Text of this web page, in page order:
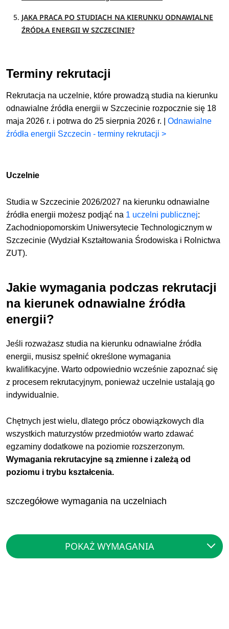
JAKA PRACA PO STUDIACH NA KIERUNKU ODNAWIALNE
ŹRÓDŁA ENERGII W SZCZECINIE?
Terminy rekrutacji
Rekrutacja na uczelnie, które prowadzą studia na kierunku
odnawialne źródła energii w Szczecinie rozpocznie się 18
maja 2026 r. i potrwa do 25 sierpnia 2026 r. |Odnawialne
źródła energii Szczecin - terminy rekrutacji >
Uczelnie
Studia w Szczecinie 2026/2027 na kierunku odnawialne
źródła energii możesz podjąć na 1 uczelni publicznej:
Zachodniopomorskim Uniwersytecie Technologicznym w
Szczecinie (Wydział Kształtowania Środowiska i Rolnictwa
ZUT).
Jakie wymagania podczas rekrutacji
na kierunek odnawialne źródła
energii?
Jeśli rozważasz studia na kierunku odnawialne źródła
energii, musisz spełnić określone wymagania
kwalifikacyjne. Warto odpowiednio wcześnie zapoznać się
z procesem rekrutacyjnym, ponieważ uczelnie ustalają go
indywidualnie.
Chętnych jest wielu, dlatego prócz obowiązkowych dla
wszystkich maturzystów przedmiotów warto zdawać
egzaminy dodatkowe na poziomie rozszerzonym.
Wymagania rekrutacyjne są zmienne i zależą od
poziomu i trybu kształcenia.
szczegółowe wymagania na uczelniach
POKAŻ WYMAGANIA